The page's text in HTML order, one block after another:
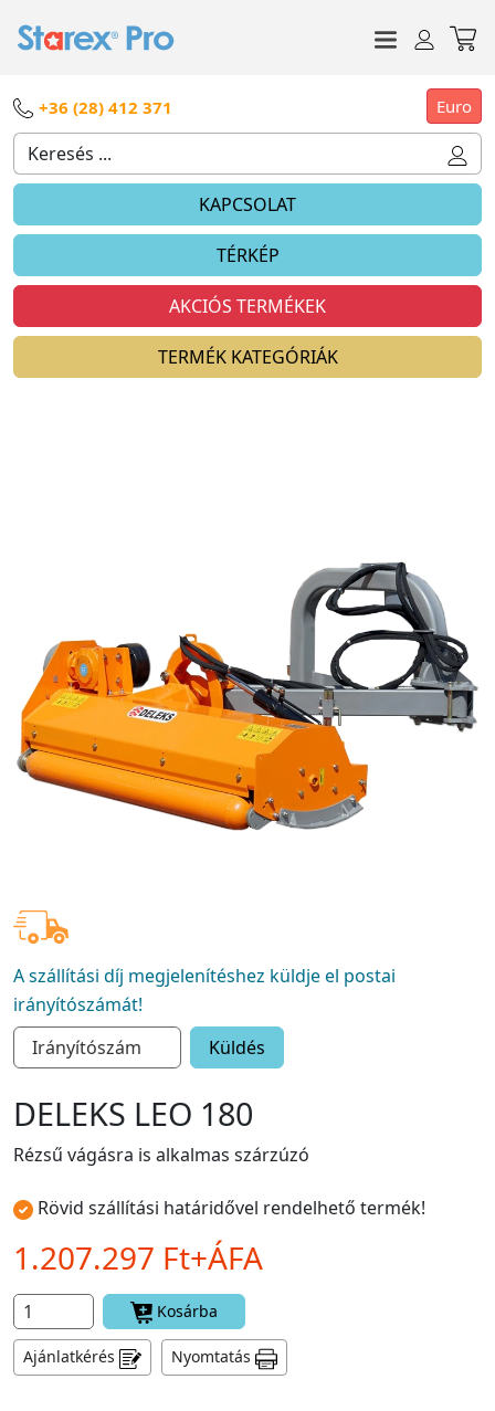
+36 (28) 412 371 Euro
KAPCSOLAT
TÉRKÉP
AKCIÓS TERMÉKEK
TERMÉK KATEGÓRIÁK
A szállítási díj megjelenítéshez küldje el postai
irányítószámát!
Küldés
DELEKS LEO 180
Rézsű vágásra is alkalmas szárzúzó
Rövid szállítási határidővel rendelhető termék!
1.207.297 Ft+ÁFA
Kosárba
Ajánlatkérés Nyomtatás